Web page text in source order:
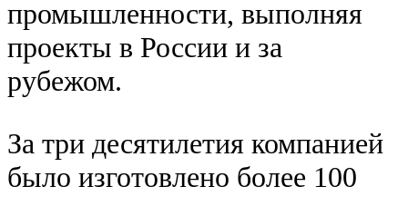
промышленности, выполняя
проекты в России и за
рубежом.
За три десятилетия компанией
было изготовлено более 100